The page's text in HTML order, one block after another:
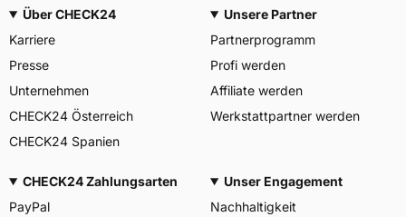
Über CHECK24
Karriere
Presse
Unternehmen
CHECK24 Österreich
CHECK24 Spanien
Unsere Partner
Partnerprogramm
Profi werden
Affiliate werden
Werkstattpartner werden
CHECK24 Zahlungsarten
PayPal
Unser Engagement
Nachhaltigkeit